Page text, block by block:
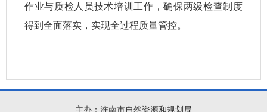
作业与质检人员技术培训工作，确保两级检查制度
得到全面落实，实现全过程质量管控。
主办：淮南市自然资源和规划局